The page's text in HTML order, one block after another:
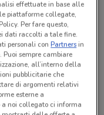
2.1 km
effettuate in base alle
piattaforme collegate,
Per fare questo,
dati raccolti a tale fine.
personali conPartnersin
Puoi sempre cambiare
all’interno della
pubblicitarie che
di argomenti relativi
esterne a
a noi collegato ci informa